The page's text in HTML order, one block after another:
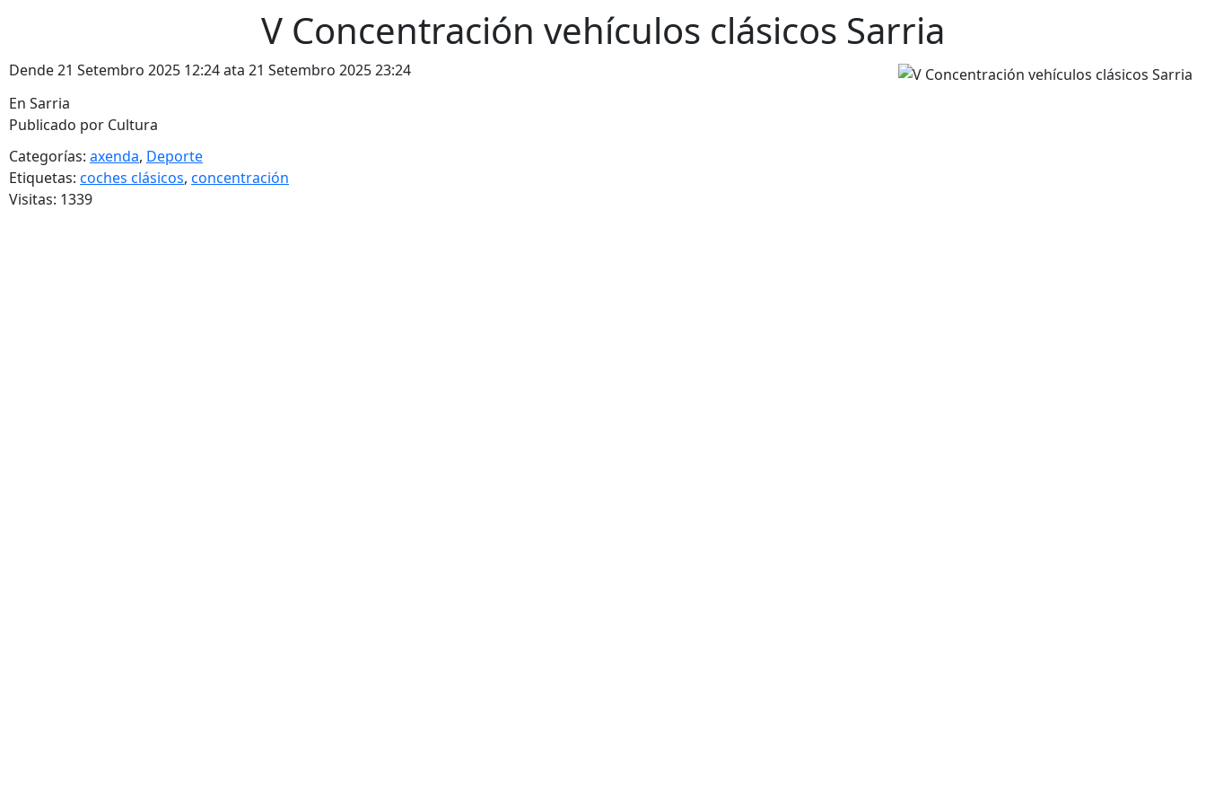
V Concentración vehículos clásicos Sarria
Dende 21 Setembro 2025 12:24 ata 21 Setembro 2025 23:24
En Sarria
Publicado por Cultura
Categorías: axenda, Deporte
Etiquetas: coches clásicos, concentración
Visitas: 1339